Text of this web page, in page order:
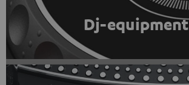
Dj-equipment